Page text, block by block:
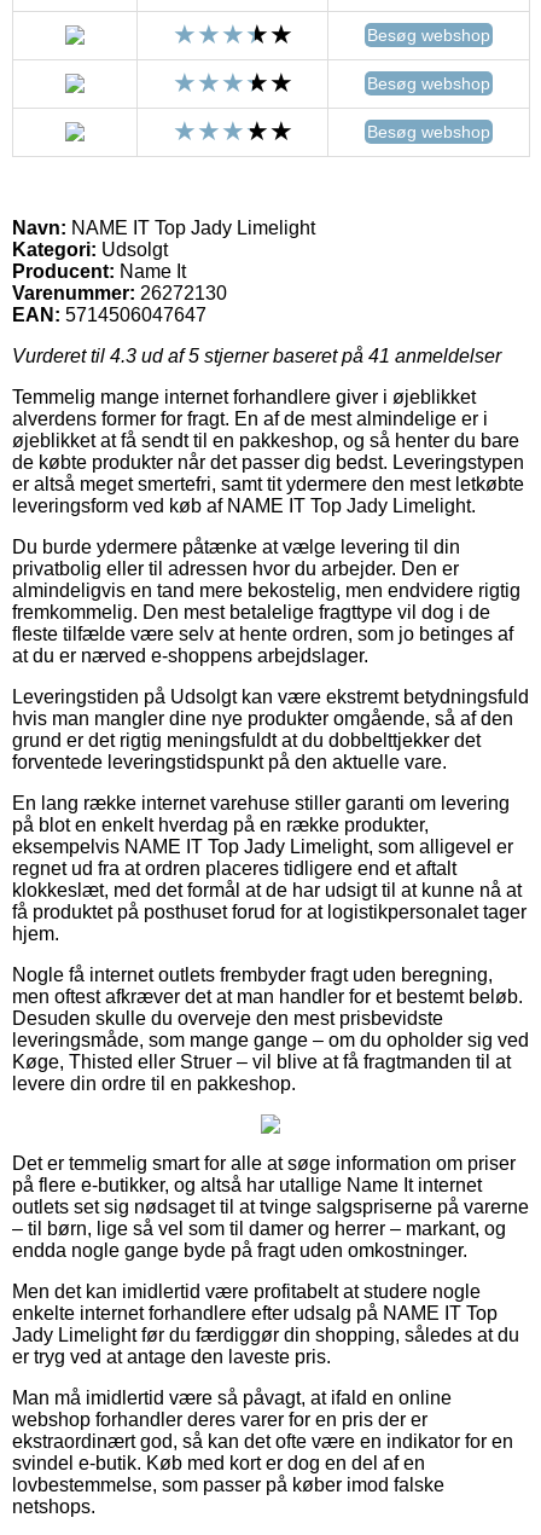
Besøg webshop
Besøg webshop
Besøg webshop
Navn: NAME IT Top Jady Limelight
Kategori: Udsolgt
Producent: Name It
Varenummer: 26272130
EAN: 5714506047647
Vurderet til 4.3 ud af 5 stjerner baseret på 41 anmeldelser
Temmelig mange internet forhandlere giver i øjeblikket
alverdens former for fragt. En af de mest almindelige er i
øjeblikket at få sendt til en pakkeshop, og så henter du bare
de købte produkter når det passer dig bedst. Leveringstypen
er altså meget smertefri, samt tit ydermere den mest letkøbte
leveringsform ved køb af NAME IT Top Jady Limelight.
Du burde ydermere påtænke at vælge levering til din
privatbolig eller til adressen hvor du arbejder. Den er
almindeligvis en tand mere bekostelig, men endvidere rigtig
fremkommelig. Den mest betalelige fragttype vil dog i de
fleste tilfælde være selv at hente ordren, som jo betinges af
at du er nærved e-shoppens arbejdslager.
Leveringstiden på Udsolgt kan være ekstremt betydningsfuld
hvis man mangler dine nye produkter omgående, så af den
grund er det rigtig meningsfuldt at du dobbelttjekker det
forventede leveringstidspunkt på den aktuelle vare.
En lang række internet varehuse stiller garanti om levering
på blot en enkelt hverdag på en række produkter,
eksempelvis NAME IT Top Jady Limelight, som alligevel er
regnet ud fra at ordren placeres tidligere end et aftalt
klokkeslæt, med det formål at de har udsigt til at kunne nå at
få produktet på posthuset forud for at logistikpersonalet tager
hjem.
Nogle få internet outlets frembyder fragt uden beregning,
men oftest afkræver det at man handler for et bestemt beløb.
Desuden skulle du overveje den mest prisbevidste
leveringsmåde, som mange gange – om du opholder sig ved
Køge, Thisted eller Struer – vil blive at få fragtmanden til at
levere din ordre til en pakkeshop.
Det er temmelig smart for alle at søge information om priser
på flere e-butikker, og altså har utallige Name It internet
outlets set sig nødsaget til at tvinge salgspriserne på varerne
– til børn, lige så vel som til damer og herrer – markant, og
endda nogle gange byde på fragt uden omkostninger.
Men det kan imidlertid være profitabelt at studere nogle
enkelte internet forhandlere efter udsalg på NAME IT Top
Jady Limelight før du færdiggør din shopping, således at du
er tryg ved at antage den laveste pris.
Man må imidlertid være så påvagt, at ifald en online
webshop forhandler deres varer for en pris der er
ekstraordinært god, så kan det ofte være en indikator for en
svindel e-butik. Køb med kort er dog en del af en
lovbestemmelse, som passer på køber imod falske
netshops.